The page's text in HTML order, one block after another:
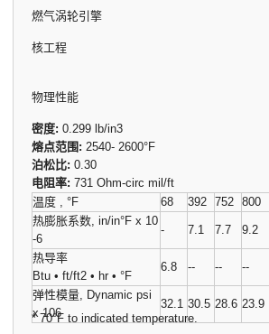
燃气涡轮引擎
核工程
物理性能
密度: 0.299 lb/in3
熔点范围: 2540- 2600°F
泊松比: 0.30
电阻率: 731 Ohm-circ mil/ft
温度 , °F
68 392 752 800
热膨胀系数, in/in°F x 10
-6
- 7.1 7.7 9.2
热导率
Btu • ft/ft2 • hr • °F
6.8 -- -- --
弹性模量, Dynamic psi
x 106
32.1 30.5 28.6 23.9
* 70°F to indicated temperature.